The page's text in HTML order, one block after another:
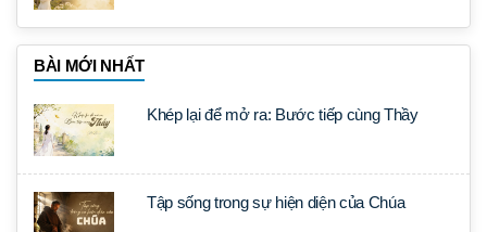
BÀI MỚI NHẤT
Khép lại để mở ra: Bước tiếp cùng Thầy
Tập sống trong sự hiện diện của Chúa